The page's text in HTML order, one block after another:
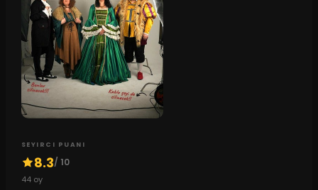
SEYIRCI PUANI
8.3/ 10
44oy